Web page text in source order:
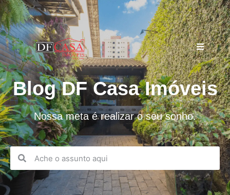
Blog DF Casa Imóveis
Nossa meta é realizar o seu sonho.